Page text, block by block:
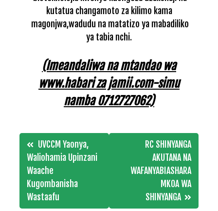
kutatua changamoto za kilimo kama
magonjwa,wadudu na matatizo ya mabadiliko
ya tabia nchi.
(Imeandaliwa na mtandao wa
www.habari za jamii.com-simu
namba 0712727062)
Post
navigation
UVCCM Yaonya,
Waliohamia Upinzani
Waache
Kugombanisha
Wastaafu
RC SHINYANGA
AKUTANA NA
WAFANYABIASHARA
MKOA WA
SHINYANGA